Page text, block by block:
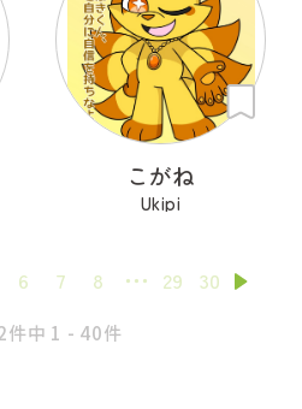
こがね
Ukipi
6 7 8 29 30
件中 1 - 40件